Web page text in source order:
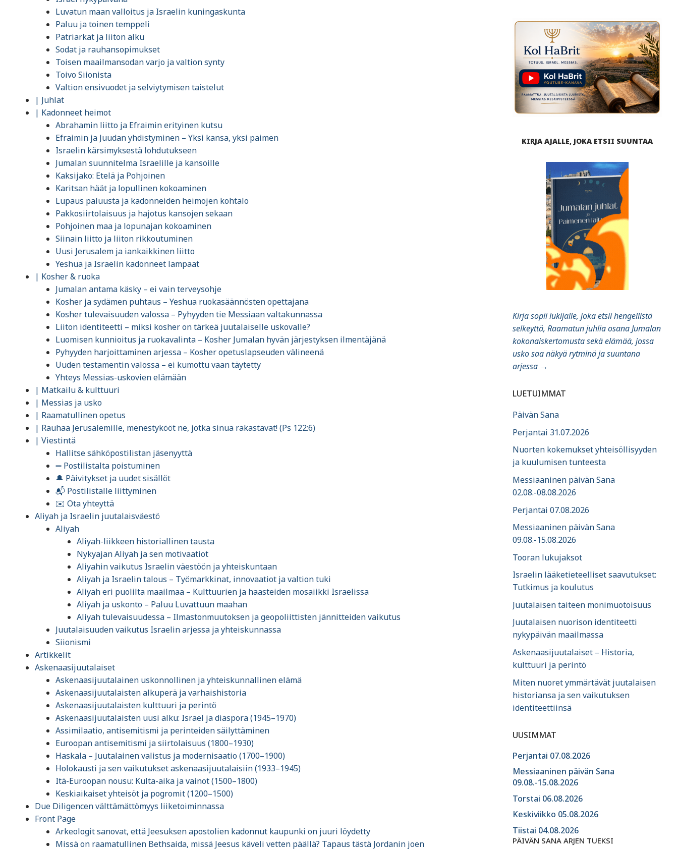
Luvatun maan valloitus ja Israelin kuningaskunta
Paluu ja toinen temppeli
Patriarkat ja liiton alku
Sodat ja rauhansopimukset
Toisen maailmansodan varjo ja valtion synty
Toivo Siionista
Valtion ensivuodet ja selviytymisen taistelut
| Juhlat
| Kadonneet heimot
Abrahamin liitto ja Efraimin erityinen kutsu
Efraimin ja Juudan yhdistyminen – Yksi kansa, yksi paimen
Israelin kärsimyksestä lohdutukseen
Jumalan suunnitelma Israelille ja kansoille
Kaksijako: Etelä ja Pohjoinen
Karitsan häät ja lopullinen kokoaminen
Lupaus paluusta ja kadonneiden heimojen kohtalo
Pakkosiirtolaisuus ja hajotus kansojen sekaan
Pohjoinen maa ja lopunajan kokoaminen
Siinain liitto ja liiton rikkoutuminen
Uusi Jerusalem ja iankaikkinen liitto
Yeshua ja Israelin kadonneet lampaat
| Kosher & ruoka
Jumalan antama käsky – ei vain terveysohje
Kosher ja sydämen puhtaus – Yeshua ruokasäännösten opettajana
Kosher tulevaisuuden valossa – Pyhyyden tie Messiaan valtakunnassa
Liiton identiteetti – miksi kosher on tärkeä juutalaiselle uskovalle?
Luomisen kunnioitus ja ruokavalinta – Kosher Jumalan hyvän järjestyksen ilmentäjänä
Pyhyyden harjoittaminen arjessa – Kosher opetuslapseuden välineenä
Uuden testamentin valossa – ei kumottu vaan täytetty
Yhteys Messias-uskovien elämään
| Matkailu & kulttuuri
| Messias ja usko
| Raamatullinen opetus
| Rauhaa Jerusalemille, menestykööt ne, jotka sinua rakastavat! (Ps 122:6)
| Viestintä
Hallitse sähköpostilistan jäsenyyttä
➖ Postilistalta poistuminen
🔔 Päivitykset ja uudet sisällöt
📬 Postilistalle liittyminen
✉️ Ota yhteyttä
Aliyah ja Israelin juutalaisväestö
Aliyah
Aliyah-liikkeen historiallinen tausta
Nykyajan Aliyah ja sen motivaatiot
Aliyahin vaikutus Israelin väestöön ja yhteiskuntaan
Aliyah ja Israelin talous – Työmarkkinat, innovaatiot ja valtion tuki
Aliyah eri puolilta maailmaa – Kulttuurien ja haasteiden mosaiikki Israelissa
Aliyah ja uskonto – Paluu Luvattuun maahan
Aliyah tulevaisuudessa – Ilmastonmuutoksen ja geopoliittisten jännitteiden vaikutus
Juutalaisuuden vaikutus Israelin arjessa ja yhteiskunnassa
Siionismi
Artikkelit
Askenaasijuutalaiset
Askenaasijuutalainen uskonnollinen ja yhteiskunnallinen elämä
Askenaasijuutalaisten alkuperä ja varhaishistoria
Askenaasijuutalaisten kulttuuri ja perintö
Askenaasijuutalaisten uusi alku: Israel ja diaspora (1945–1970)
Assimilaatio, antisemitismi ja perinteiden säilyttäminen
Euroopan antisemitismi ja siirtolaisuus (1800–1930)
Haskala – Juutalainen valistus ja modernisaatio (1700–1900)
Holokausti ja sen vaikutukset askenaasijuutalaisiin (1933–1945)
Itä-Euroopan nousu: Kulta-aika ja vainot (1500–1800)
Keskiaikaiset yhteisöt ja pogromit (1200–1500)
Due Diligencen välttämättömyys liiketoiminnassa
Front Page
Arkeologit sanovat, että Jeesuksen apostolien kadonnut kaupunki on juuri löydetty
Missä on raamatullinen Bethsaida, missä Jeesus käveli vetten päällä? Tapaus tästä Jordanin joen
KIRJA AJALLE, JOKA ETSII SUUNTAA
Kirja sopii lukijalle, joka etsii hengellistä
selkeyttä, Raamatun juhlia osana Jumalan
kokonaiskertomusta sekä elämää, jossa
usko saa näkyä rytminä ja suuntana
arjessa →
LUETUIMMAT
Päivän Sana
Perjantai 31.07.2026
Nuorten kokemukset yhteisöllisyyden
ja kuulumisen tunteesta
Messiaaninen päivän Sana
02.08.-08.08.2026
Perjantai 07.08.2026
Messiaaninen päivän Sana
09.08.-15.08.2026
Tooran lukujaksot
Israelin lääketieteelliset saavutukset:
Tutkimus ja koulutus
Juutalaisen taiteen monimuotoisuus
Juutalaisen nuorison identiteetti
nykypäivän maailmassa
Askenaasijuutalaiset – Historia,
kulttuuri ja perintö
Miten nuoret ymmärtävät juutalaisen
historiansa ja sen vaikutuksen
identiteettiinsä
UUSIMMAT
Perjantai 07.08.2026
Messiaaninen päivän Sana
09.08.-15.08.2026
Torstai 06.08.2026
Keskiviikko 05.08.2026
Tiistai 04.08.2026
PÄIVÄN SANA ARJEN TUEKSI